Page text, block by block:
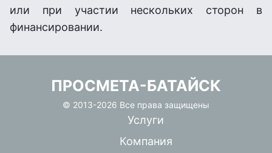
или при участии нескольких сторон в
финансировании.
ПРОСМЕТА-БАТАЙСК
© 2013-2026 Все права защищены
Услуги
Компания